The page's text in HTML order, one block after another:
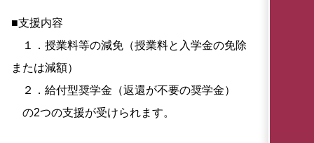
■支援内容
１．授業料等の減免（授業料と入学金の免除
または減額）
２．給付型奨学金（返還が不要の奨学金）
の2つの支援が受けられます。